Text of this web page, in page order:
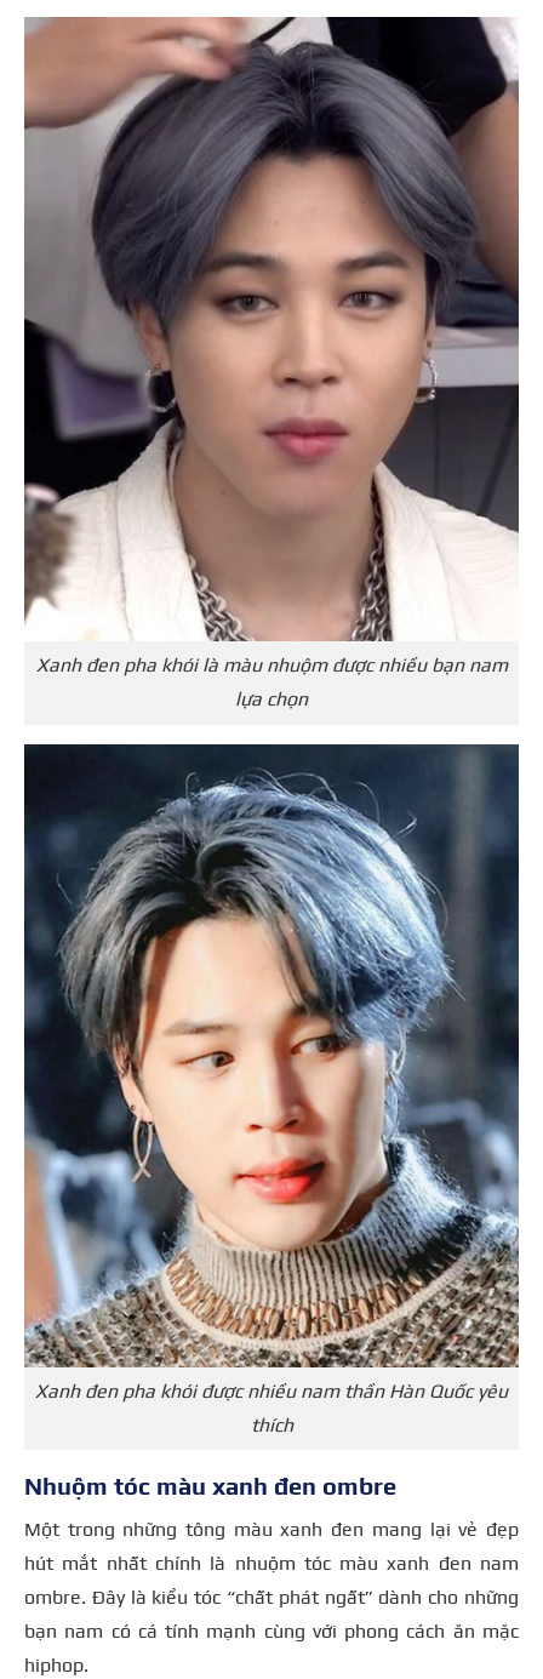
Xanh đen pha khói là màu nhuộm được nhiều bạn nam
lựa chọn
Xanh đen pha khói được nhiều nam thần Hàn Quốc yêu
thích
Nhuộm tóc màu xanh đen ombre
Một trong những tông màu xanh đen mang lại vẻ đẹp
hút mắt nhất chính là nhuộm tóc màu xanh đen nam
ombre. Đây là kiểu tóc “chất phát ngất” dành cho những
bạn nam có cá tính mạnh cùng với phong cách ăn mặc
hiphop.